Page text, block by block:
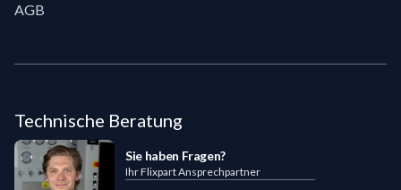
AGB
Technische Beratung
Sie haben Fragen?
Ihr Flixpart Ansprechpartner